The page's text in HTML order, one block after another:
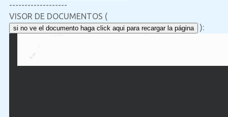
-------------------
VISOR DE DOCUMENTOS (
si no ve el documento haga click aqui para recargar la página ):